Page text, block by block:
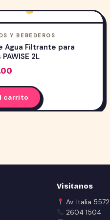
Y BEBEDEROS
Agua Filtrante para
2L
carrito
Visitanos
Av. Italia 5572
2604 1504